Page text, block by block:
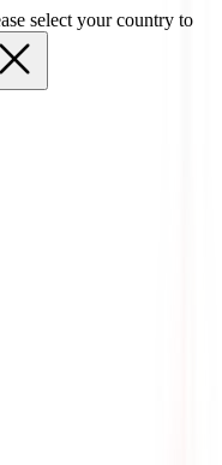
select your country to